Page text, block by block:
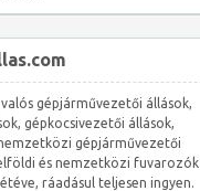
gépjárművezetői állások,
gépkocsivezetői állások,
gépjárművezetői
és nemzetközi fuvarozók
ráadásul teljesen ingyen.